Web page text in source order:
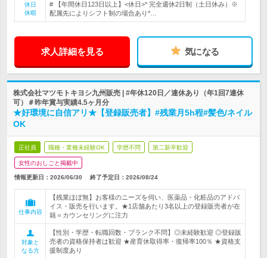
休日
休暇
# 【年間休日123日以上】<休日>* 完全週休2日制（土日休み）※
配属先によりシフト制の場合あり*…
求人詳細を見る 気になる
株式会社マツモトキヨシ九州販売 | #年休120日／連休あり（年1回7連休
可）＃昨年賞与実績4.5ヶ月分
★好環境に自信アリ★【登録販売者】#残業月5h程#髪色/ネイル
OK
正社員 職種・業種未経験OK 学歴不問 第二新卒歓迎
女性のおしごと掲載中
情報更新日：2026/06/30 終了予定日： 2026/08/24
仕事内容
【残業ほぼ無】お客様のニーズを伺い、医薬品・化粧品のアドバ
イス・販売を行います。★1店舗あたり3名以上の登録販売者が在
籍＝カウンセリングに注力
対象と
なる方
【性別・学歴・転職回数・ブランク不問】◎未経験歓迎 ◎登録販
売者の資格保持者は歓迎 ★産育休取得率・復帰率100％ ★資格支
援制度あり